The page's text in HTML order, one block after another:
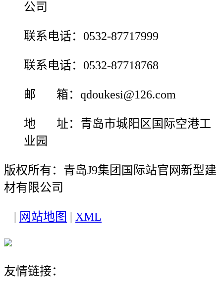
公司
联系电话：0532-87717999
联系电话：0532-87718768
邮 箱：qdoukesi@126.com
地 址：青岛市城阳区国际空港工
业园
版权所有：青岛J9集团国际站官网新型建
材有限公司
网站地图 XML
友情链接：